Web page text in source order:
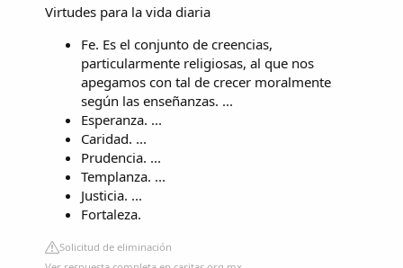
Virtudes para la vida diaria
Fe. Es el conjunto de creencias,
particularmente religiosas, al que nos
apegamos con tal de crecer moralmente
según las enseñanzas. ...
Esperanza. ...
Caridad. ...
Prudencia. ...
Templanza. ...
Justicia. ...
Fortaleza.
Solicitud de eliminación